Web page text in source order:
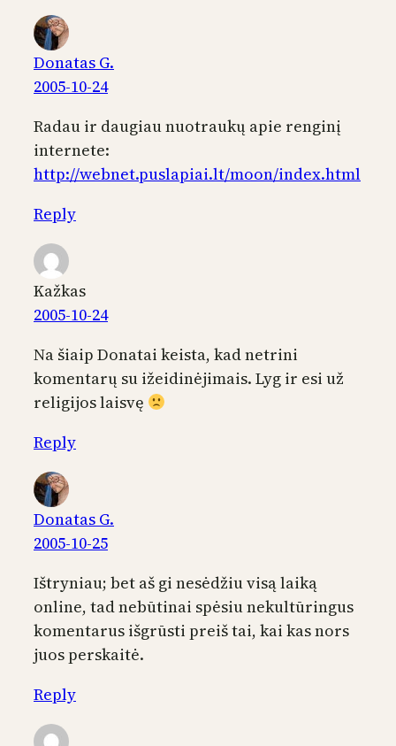
Donatas G.
2005-10-24
Radau ir daugiau nuotraukų apie renginį
internete:
http://webnet.puslapiai.lt/moon/index.html
Reply
Kažkas
2005-10-24
Na šiaip Donatai keista, kad netrini
komentarų su ižeidinėjimais. Lyg ir esi už
religijos laisvę
Reply
Donatas G.
2005-10-25
Ištryniau; bet aš gi nesėdžiu visą laiką
online, tad nebūtinai spėsiu nekultūringus
komentarus išgrūsti preiš tai, kai kas nors
juos perskaitė.
Reply